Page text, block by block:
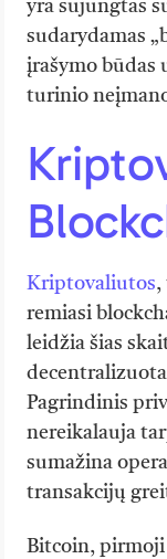
yra sujungtas
sudarydamas
įrašymo būdas
turinio
Kriptovaliutos,
remiasi
leidžia šias
Pagrindinis
nereikalauja
sumažina
transakcijų
Bitcoin,